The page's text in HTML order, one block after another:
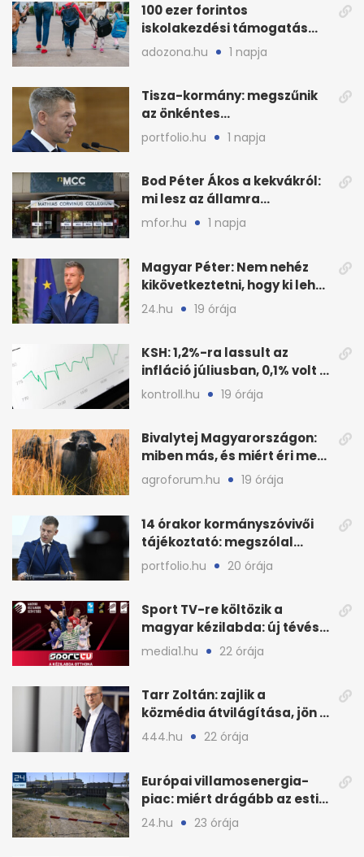
100 ezer forintos
iskolakezdési támogatás
2026 őszén: adózás,
munkáltatói plusz
adozona.hu 1 napja
Tisza-kormány: megszűnik
az önkéntes
fogyasztáscsökkentés
portfolio.hu 1 napja
Bod Péter Ákos a kekvákról:
mi lesz az államra
visszaszálló vagyonnal?
mfor.hu 1 napja
Magyar Péter: Nem nehéz
kikövetkeztetni, hogy ki lehet
a három jelölt
24.hu 19 órája
KSH: 1,2%-ra lassult az
infláció júliusban, 0,1% volt a
havi áresés
kontroll.hu 19 órája
Bivalytej Magyarországon:
miben más, és miért éri meg
feldolgozni?
agroforum.hu 19 órája
14 órakor kormányszóvivői
tájékoztató: megszólal
Magyar Péter is
portfolio.hu 20 órája
Sport TV-re költözik a
magyar kézilabda: új tévés
megállapodás
media1.hu 22 órája
Tarr Zoltán: zajlik a
közmédia átvilágítása, jön a
nyilvános véleményezés
444.hu 22 órája
Európai villamosenergia-
piac: miért drágább az esti
áram Magyarországon
24.hu 23 órája